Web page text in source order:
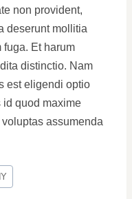
non provident,
deserunt mollitia
fuga. Et harum
distinctio. Nam
est eligendi optio
quod maxime
assumenda